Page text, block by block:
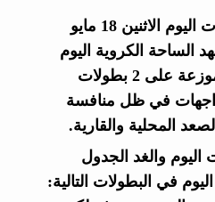
ننشر لكم جدول مباريات اليوم الاثنين 18 مايو
الساحة الكروية اليوم
إقامة 10 مباراة قوية موزعة على 2 بطولات
في ظل منافسة
المحلية والقارية.
اليوم والغد الجدول
في البطولات التالية: